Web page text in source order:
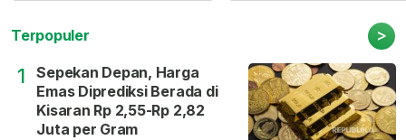
Terpopuler >
1
Sepekan Depan, Harga
Emas Diprediksi Berada di
Kisaran Rp 2,55-Rp 2,82
Juta per Gram